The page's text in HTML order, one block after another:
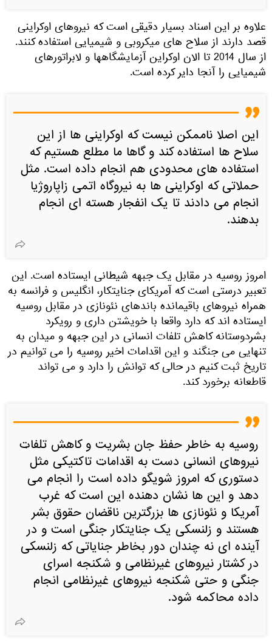
علاوه بر این اسناد بسیار دقیقی است که نیروهای اوکراینی
قصد دارند از سلاح های میکروبی و شیمیایی استفاده کنند.
از سال 2014 تا الان اوکراین آزمایشگاهها و لابراتورهای
شیمیایی را آنجا دایر کرده است.
این اصلا ناممکن نیست که اوکراینی ها از این
سلاح ها استفاده کند و گاها ما مطلع هستیم که
استفاده های محدودی هم انجام داده است. مثل
حملاتی که اوکراینی ها به نیروگاه اتمی زاپاروژیا
انجام می دادند تا یک انفجار هسته ای انجام
بدهند.
امروز روسیه در مقابل یک جبهه شیطانی ایستاده است. این
تعبیر درستی است که آمریکای جنایتکار، انگلیس و فرانسه به
همراه نیروهای باقیمانده باندهای نئونازی در مقابل روسیه
ایستاده اند که دارد واقعا با خویشتن داری و رویکرد
بشردوستانه کاهش تلفات انسانی در این جبهه و میدان به
تنهایی می جنگند و این اقدامات اخیر روسیه را می توانیم در
تاریخ ثبت کنیم در حالی که توانش را دارد و می تواند
قاطعانه برخورد کند.
روسیه به خاطر حفظ جان بشریت و کاهش تلفات
نیروهای انسانی دست به اقدامات تاکتیکی مثل
دستوری که امروز شویگو داده است را انجام می
دهد و این ها نشان دهنده این است که غرب
آمریکا و نئونازی ها بزرگترین ناقضان حقوق بشر
هستند و زلنسکی یک جنایتکار جنگی است و در
آینده ای نه چندان دور بخاطر جنایاتی که زلنسکی
در کشتار نیروهای غیرنظامی و شکنجه اسرای
جنگی و حتی شکنجه نیروهای غیرنظامی انجام
داده محاکمه شود.